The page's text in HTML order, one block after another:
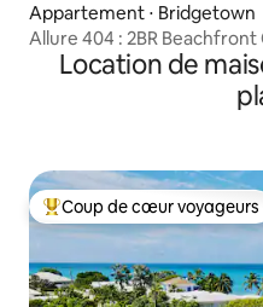
Appartement ⋅ Bridgetown
Allure 404 : 2BR Beachfront
Location de
Coups de cœur voyageurs
Coup de cœur voyageurs